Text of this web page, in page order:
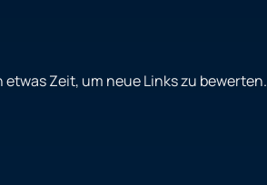
Zeit, um neue Links zu bewerten.